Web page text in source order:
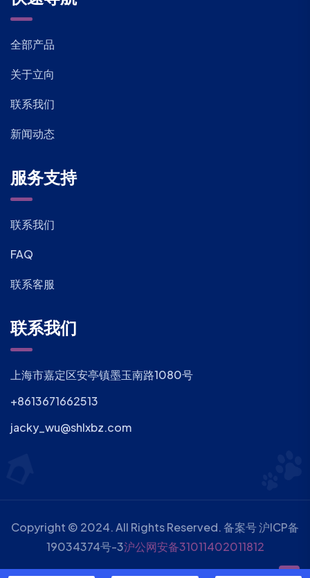
全部产品
关于立向
联系我们
新闻动态
服务支持
联系我们
FAQ
联系客服
联系我们
上海市嘉定区安亭镇墨玉南路1080号
+8613671662513
jacky_wu@shlxbz.com
Copyright © 2024. All Rights Reserved. 备案号沪ICP备
19034374号-3沪公网安备31011402011812